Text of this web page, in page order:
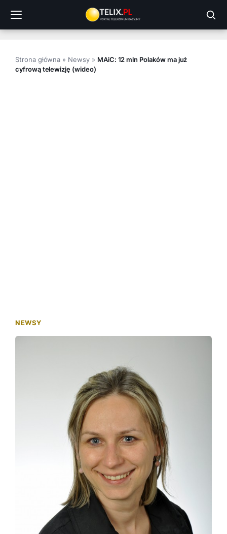
treści
Strona główna » Newsy» MAiC: 12 mln Polaków ma już
cyfrową telewizję (wideo)
NEWSY